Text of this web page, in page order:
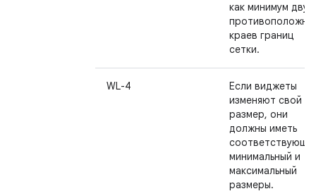
как минимум двух
краев границ
сетки.
WL-4
Если виджеты
изменяют свой
размер, они
должны иметь
минимальный и
максимальный
размеры.